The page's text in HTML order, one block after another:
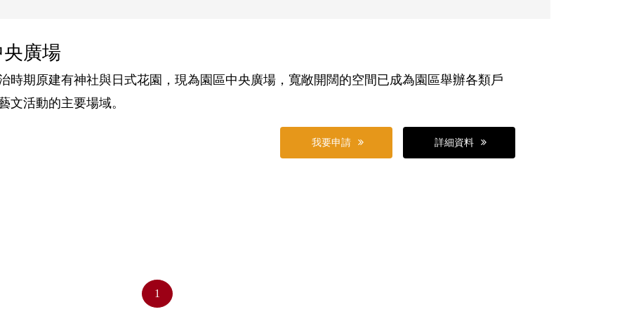
央廣場
時期原建有神社與日式花園，現為園區中央廣場，寬敞開闊的空間已成為園區舉辦各類戶
文活動的主要場域。
詳細資料
我要申請
1